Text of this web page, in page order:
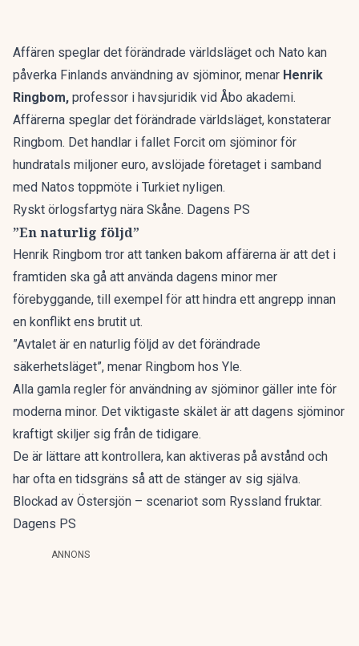
Affären speglar det förändrade världsläget och Nato kan
påverka Finlands användning av sjöminor, menar Henrik
Ringbom, professor i havsjuridik vid Åbo akademi.
Affärerna speglar det förändrade världsläget, konstaterar
Ringbom. Det handlar i fallet Forcit om sjöminor för
hundratals miljoner euro, avslöjade företaget i samband
med Natos toppmöte i Turkiet nyligen.
Ryskt örlogsfartyg nära Skåne. Dagens PS
”En naturlig följd”
Henrik Ringbom tror att tanken bakom affärerna är att det i
framtiden ska gå att använda dagens minor mer
förebyggande, till exempel för att hindra ett angrepp innan
en konflikt ens brutit ut.
”Avtalet är en naturlig följd av det förändrade
säkerhetsläget”, menar Ringbom hos Yle.
Alla gamla regler för användning av sjöminor gäller inte för
moderna minor. Det viktigaste skälet är att dagens sjöminor
kraftigt skiljer sig från de tidigare.
De är lättare att kontrollera, kan aktiveras på avstånd och
har ofta en tidsgräns så att de stänger av sig själva.
Blockad av Östersjön – scenariot som Ryssland fruktar.
Dagens PS
ANNONS